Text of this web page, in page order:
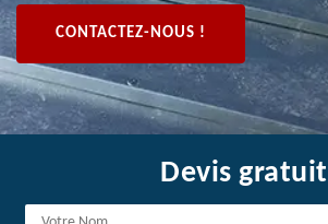
CONTACTEZ-NOUS !
Devis gratuit